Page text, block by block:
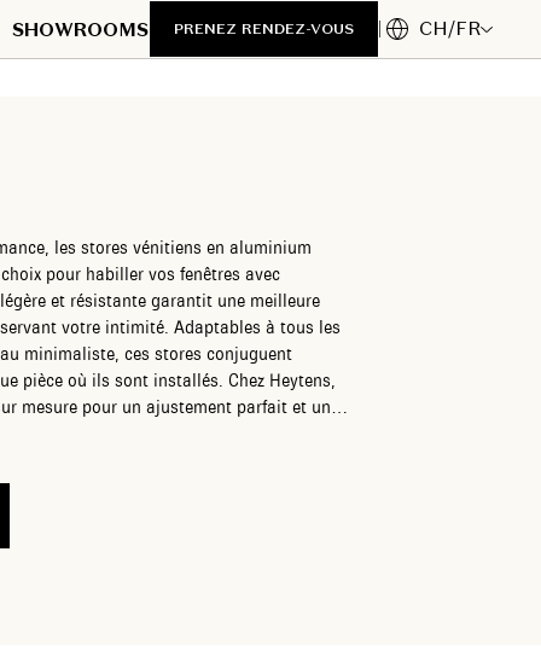
SHOWROOMS PRENEZ RENDEZ-VOUS CH/FR
les stores vénitiens en aluminium
pour habiller vos fenêtres avec
et résistante garantit une meilleure
votre intimité. Adaptables à tous les
minimaliste, ces stores conjuguent
pièce où ils sont installés. Chez Heytens,
mesure pour un ajustement parfait et un